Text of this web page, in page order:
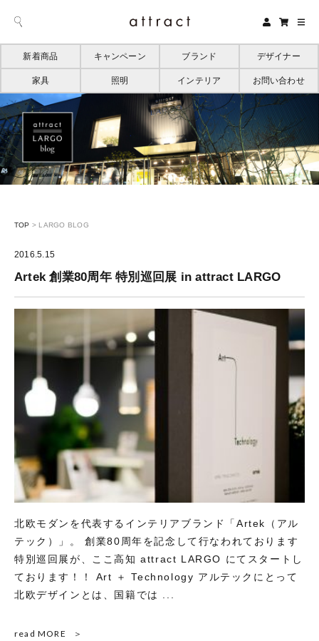
新着商品 キャンペーン ブランド デザイナー
家具 照明 インテリア お問い合わせ
TOP > LARGO BLOG
2016.5.15
Artek 創業80周年 特別巡回展 in attract LARGO
北欧モダンを代表するインテリアブランド「Artek（アル
テック）」。 創業80周年を記念して行なわれております
特別巡回展が、ここ高知 attract LARGO にてスタートし
ております！！ Art ＋ Technology アルテックにとって
北欧デザインとは、国籍では ...
read MORE